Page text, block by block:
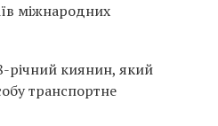
міжнародних
річний киянин, який
транспортне